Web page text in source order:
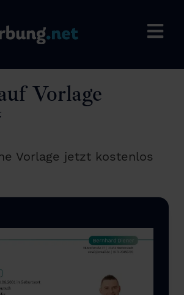
Vorlage
Vorlage jetzt kostenlos